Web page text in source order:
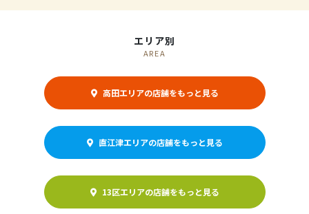
エリア別
AREA
高田エリアの店舗をもっと見る
直江津エリアの店舗をもっと見る
13区エリアの店舗をもっと見る